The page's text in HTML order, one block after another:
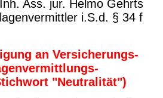
Ass. jur. Helmo Gehrts
i.S.d. § 34 f
an Versicherungs-
"Neutralität")